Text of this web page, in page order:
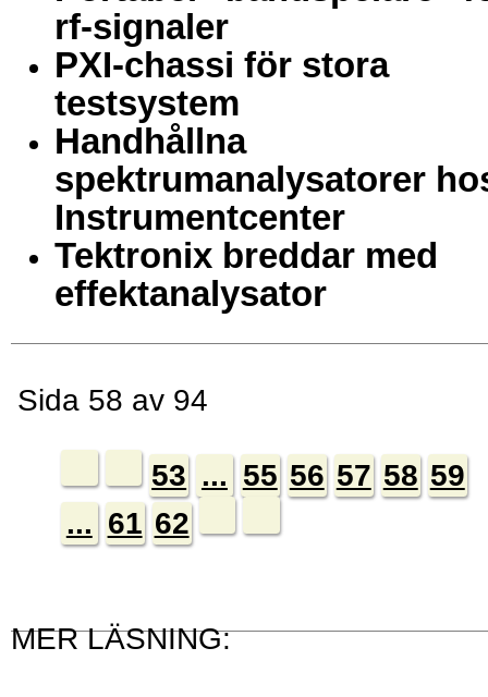
rf-signaler
PXI-chassi för stora
testsystem
Handhållna
spektrumanalysatorer
Instrumentcenter
Tektronix breddar med
effektanalysator
Sida 58 av 94
53 ... 55 56 57 58 59
... 61 62